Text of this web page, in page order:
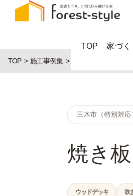
TOP 家づ
TOP 施工事例集
三木市（特別対応
焼き
ウッドデッキ 吹